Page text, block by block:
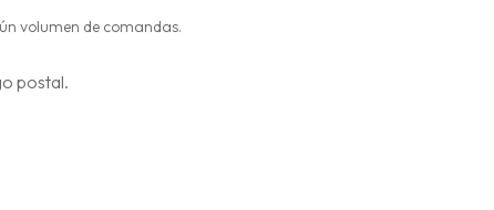
volumen de comandas.
postal.